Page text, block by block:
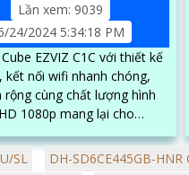
Lần xem: 9039
24/2024 5:34:18 PM
EZVIZ C1C với thiết kế
kết nối wifi nhanh chóng,
rộng cùng chất lượng hình
1080p mang lại cho
trải nghiệm sử dụng
SL DH-SD6CE445GB-